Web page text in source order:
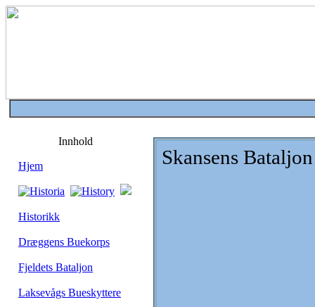
Innhold
Hjem
Historikk
Dræggens Buekorps
Fjeldets Bataljon
Laksevågs Bueskyttere
Skansens Bataljon